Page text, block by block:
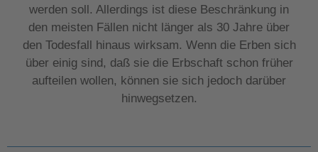
werden soll. Allerdings ist diese Beschränkung in
den meisten Fällen nicht länger als 30 Jahre über
den Todesfall hinaus wirksam. Wenn die Erben sich
über einig sind, daß sie die Erbschaft schon früher
aufteilen wollen, können sie sich jedoch darüber
hinwegsetzen.